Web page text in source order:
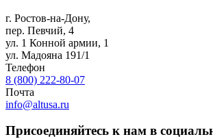
г. Ростов-на-Дону,
пер. Певчий, 4
ул. 1 Конной армии, 1
ул. Мадояна 191/1
Телефон
8 (800) 222-80-07
Почта
info@altusa.ru
Присоединяйтесь к нам в